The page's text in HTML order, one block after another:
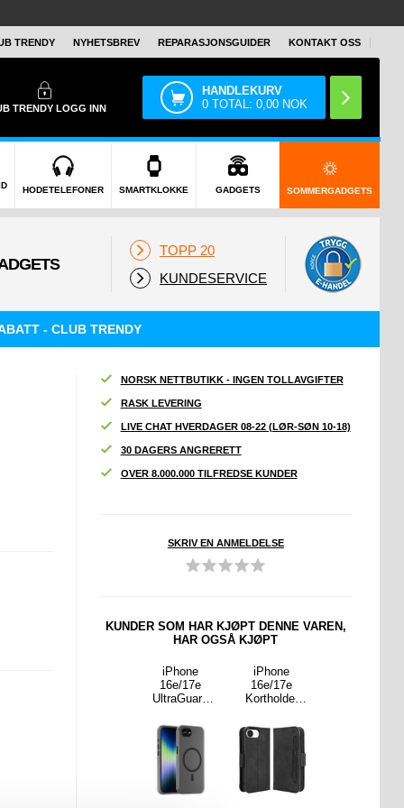
TRENDY NYHETSBREV REPARASJONSGUIDER KONTAKT OSS
TRENDYLOGG INN
HANDLEKURV
0 TOTAL:0,00 NOK
HODETELEFONER SMARTKLOKKE GADGETS SOMMERGADGETS
TOPP 20
KUNDESERVICE
- CLUB TRENDY
NORSK NETTBUTIKK - INGEN TOLLAVGIFTER
RASK LEVERING
LIVE CHAT HVERDAGER 08-22 (LØR-SØN 10-18)
30 DAGERS ANGRERETT
OVER 8.000.000 TILFREDSE KUNDER
SKRIV EN ANMELDELSE
KUNDER SOM HAR KJØPT DENNE VAREN,
HAR OGSÅ KJØPT
iPhone
16e/17e
UltraGuard
MagSafe-
deksel - Svart
iPhone
16e/17e
Kortholder
ske - Svart